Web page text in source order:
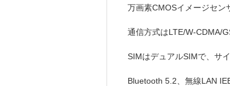
万画素CMOSイメージセン
通信方式はLTE/W-CDMA/
SIMはデュアルSIMで、サ
Bluetooth 5.2、無線LAN